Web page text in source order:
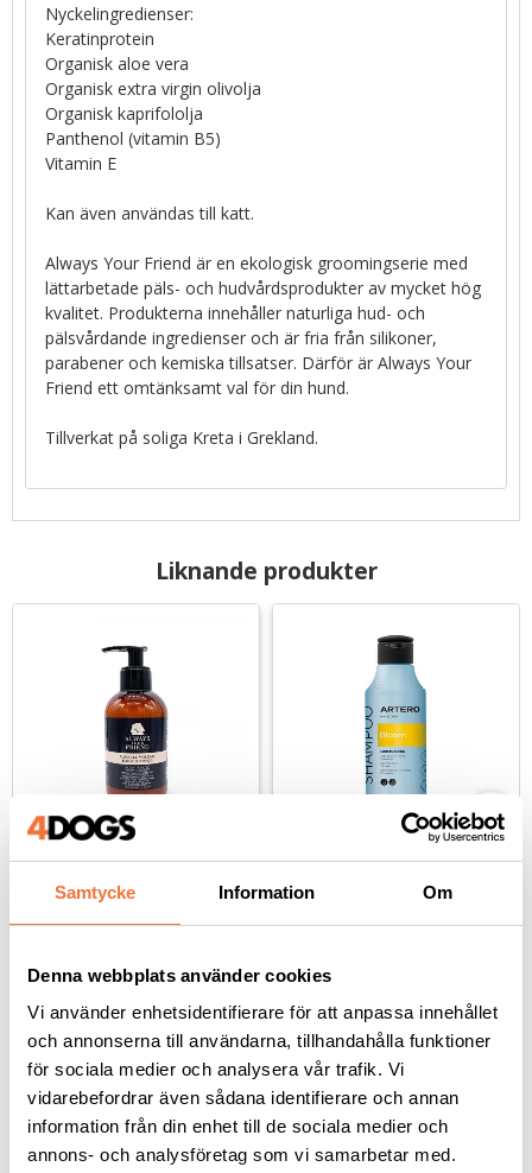
Samtycke Information Om
Denna webbplats använder cookies
Vi använder enhetsidentifierare för att anpassa innehållet
och annonserna till användarna, tillhandahålla funktioner
för sociala medier och analysera vår trafik. Vi
vidarebefordrar även sådana identifierare och annan
information från din enhet till de sociala medier och
annons- och analysföretag som vi samarbetar med.
Nyckelingredienser:
Keratinprotein
Organisk aloe vera
Organisk extra virgin olivolja
Organisk kaprifololja
Panthenol (vitamin B5)
Vitamin E
Kan även användas till katt.
Always Your Friend är en ekologisk groomingserie med
lättarbetade päls- och hudvårdsprodukter av mycket hög
kvalitet. Produkterna innehåller naturliga hud- och
pälsvårdande ingredienser och är fria från silikoner,
parabener och kemiska tillsatser. Därför är Always Your
Friend ett omtänksamt val för din hund.
Tillverkat på soliga Kreta i Grekland.
Liknande produkter
Miracle Volume
Hundschampo som ger pälsen volym och fyllighet
299kr
- 100 ml
Veganskt schampo för långa pälsar eller torra och skadade pälsar, med arganolja
89kr
Andra köpte även